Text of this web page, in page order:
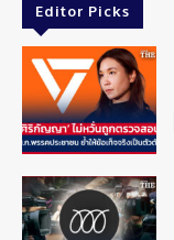
Editor Picks